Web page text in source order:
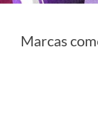
Marcas